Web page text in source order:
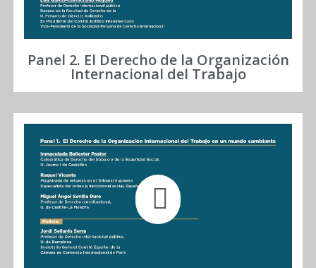
Panel 2. El Derecho de la Organización
Internacional del Trabajo